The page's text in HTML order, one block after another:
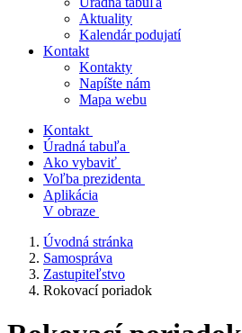
Aktuality
Kalendár podujatí
Kontakt
Kontakty
Napíšte nám
Mapa webu
Kontakt
Úradná tabuľa
Ako vybaviť
Voľba prezidenta
Aplikácia
V obraze
Úvodná stránka
Samospráva
Zastupiteľstvo
Rokovací poriadok